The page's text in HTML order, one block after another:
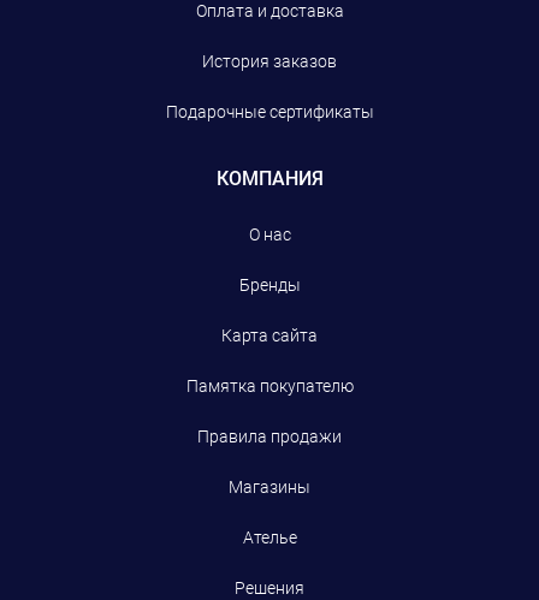
Оплата и доставка
История заказов
Подарочные сертификаты
КОМПАНИЯ
О нас
Бренды
Карта сайта
Памятка покупателю
Правила продажи
Магазины
Ателье
Решения